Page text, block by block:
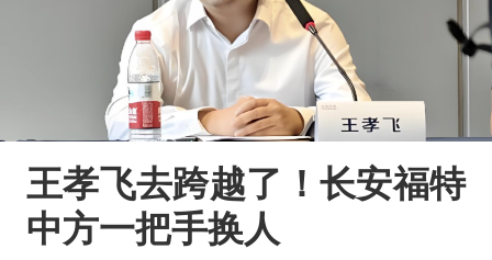
王孝飞去跨越了！长安福特
中方一把手换人